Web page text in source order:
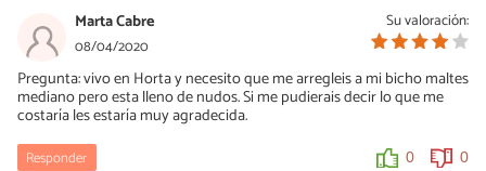
Su valoración:
Marta Cabre
08/04/2020
Pregunta: vivo en Horta y necesito que me arregleis a mi bicho maltes
mediano pero esta lleno de nudos. Si me pudierais decir lo que me
costaría les estaría muy agradecida.
Responder 0 0